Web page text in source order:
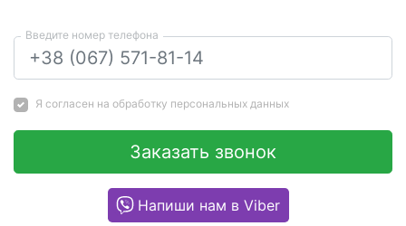
Введите номер телефона
Я согласен на обработку персональных данных
Заказать звонок
Напиши нам в Viber